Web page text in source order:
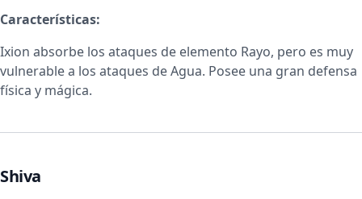
Características:
Ixion absorbe los ataques de elemento Rayo, pero es muy
vulnerable a los ataques de Agua. Posee una gran defensa
física y mágica.
Shiva